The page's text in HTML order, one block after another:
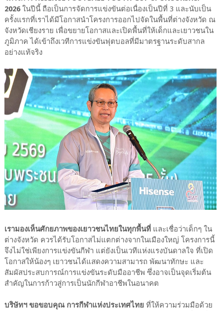
2026ในปีนี้ ถือเป็นการจัดการแข่งขันต่อเนื่องเป็นปีที่ 3 และนับเป็น
ครั้งแรกที่เราได้มีโอกาสนำโครงการออกไปจัดในพื้นที่ต่างจังหวัด ณ
จังหวัดเชียงราย เพื่อขยายโอกาสและเปิดพื้นที่ให้เด็กและเยาวชนใน
ภูมิภาค ได้เข้าถึงเวทีการแข่งขันฟุตบอลที่มีมาตรฐานระดับสากล
อย่างแท้จริง
เรามองเห็นศักยภาพของเยาวชนไทยในทุกพื้นที่ และเชื่อว่าเด็กๆ ใน
ต่างจังหวัด ควรได้รับโอกาสไม่แตกต่างจากในเมืองใหญ่ โครงการนี้
จึงไม่ใช่เพียงการแข่งขันกีฬา แต่ยังเป็นเวทีแห่งแรงบันดาลใจ ที่เปิด
โอกาสให้น้องๆ เยาวชนได้แสดงความสามารถ พัฒนาทักษะ และ
สัมผัสประสบการณ์การแข่งขันระดับมืออาชีพ ซึ่งอาจเป็นจุดเริ่มต้น
สำคัญในการก้าวสู่การเป็นนักกีฬาอาชีพในอนาคต
บริษัทฯ ขอขอบคุณ การกีฬาแห่งประเทศไทย ที่ให้ความร่วมมือด้วย